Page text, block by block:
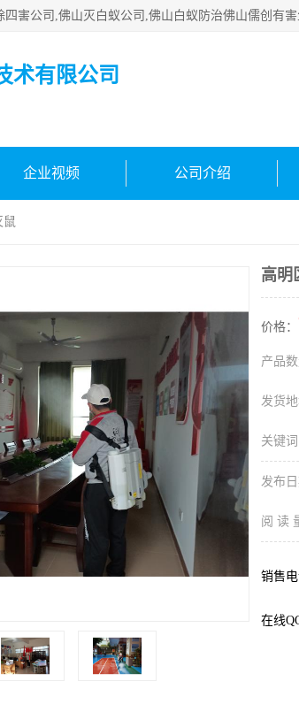
术有限公司
企业视频 公司介绍
高明
价格：
产品数
发货地
关键词
发布日
阅 读
销售电
在线